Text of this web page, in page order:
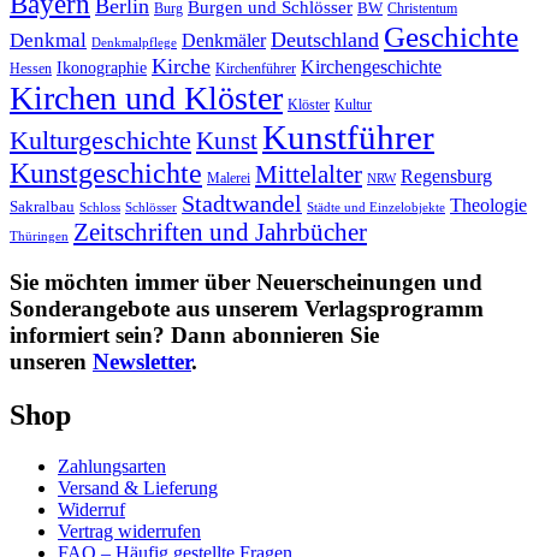
Berlin Burg Burgen und Schlösser BW Christentum
Denkmal Denkmalpflege Denkmäler Deutschland Geschichte
Hessen Ikonographie Kirche Kirchenführer Kirchengeschichte
Kirchen und Klöster Klöster Kultur
Kulturgeschichte KunstKunstführer
Kunstgeschichte Malerei Mittelalter NRW Regensburg
Sakralbau Schloss Schlösser Stadtwandel Städte und Einzelobjekte Theologie
Thüringen Zeitschriften und Jahrbücher
Sie möchten immer über Neuerscheinungen und
Sonderangebote aus unserem Verlagsprogramm
informiert sein? Dann abonnieren Sie
unseren Newsletter.
Shop
Zahlungsarten
Versand & Lieferung
Widerruf
Vertrag widerrufen